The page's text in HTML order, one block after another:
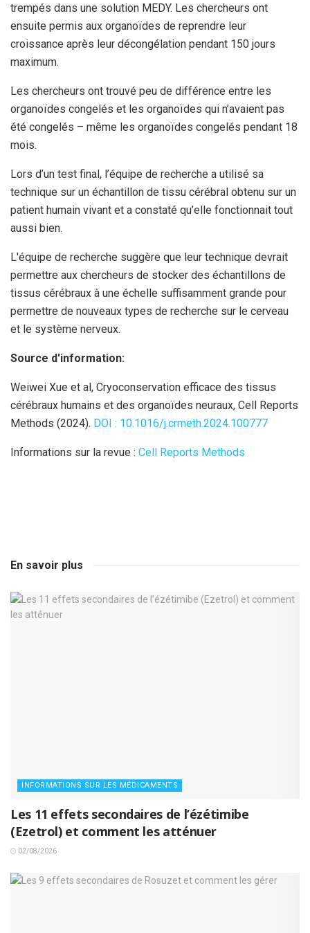
trempés dans une solution MEDY. Les chercheurs ont
ensuite permis aux organoïdes de reprendre leur
croissance après leur décongélation pendant 150 jours
maximum.
Les chercheurs ont trouvé peu de différence entre les
organoïdes congelés et les organoïdes qui n’avaient pas
été congelés – même les organoïdes congelés pendant 18
mois.
Lors d’un test final, l’équipe de recherche a utilisé sa
technique sur un échantillon de tissu cérébral obtenu sur un
patient humain vivant et a constaté qu’elle fonctionnait tout
aussi bien.
L'équipe de recherche suggère que leur technique devrait
permettre aux chercheurs de stocker des échantillons de
tissus cérébraux à une échelle suffisamment grande pour
permettre de nouveaux types de recherche sur le cerveau
et le système nerveux.
Source d'information:
Weiwei Xue et al, Cryoconservation efficace des tissus
cérébraux humains et des organoïdes neuraux, Cell Reports
Methods (2024). DOI : 10.1016/j.crmeth.2024.100777
Informations sur la revue : Cell Reports Methods
En savoir plus
INFORMATIONS SUR LES MÉDICAMENTS
Les 11 effets secondaires de l’ézétimibe
(Ezetrol) et comment les atténuer
02/08/2026